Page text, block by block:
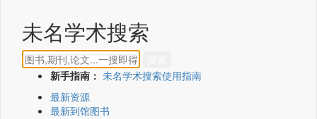
未名学术搜索
新手指南： 未名学术搜索使用指南
最新资源
最新到馆图书